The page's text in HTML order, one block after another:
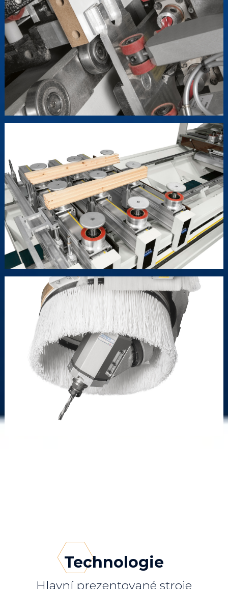
Technologie
Hlavní prezentované stroje